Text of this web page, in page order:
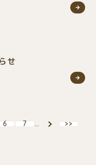
せ
6 7 ... >>